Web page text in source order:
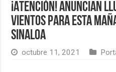
¡Atención! Anuncian
vientos para esta
Sinaloa
octubre 11, 2021